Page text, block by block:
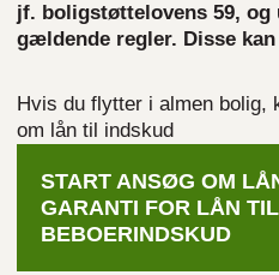
jf. boligstøttelovens 59, og
gældende regler. Disse
Hvis du flytter i almen bolig,
om lån til indskud
START ANSØG OM
GARANTI FOR LÅN TIL
BEBOERINDSKUD